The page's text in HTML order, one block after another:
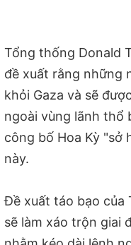
Tổng thống Donald
đề xuất rằng những
khỏi Gaza và sẽ
ngoài vùng lãnh thổ
công bố Hoa Kỳ "sở
này.
Đề xuất táo bạo của
sẽ làm xáo trộn giai